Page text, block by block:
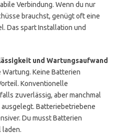
Verbindung. Wenn du nur
brauchst, genügt oft eine
Das spart Installation und
und Wartungsaufwand
Wartung. Keine Batterien
Konventionelle
zuverlässig, aber manchmal
Batteriebetriebene
Du musst Batterien
laden.